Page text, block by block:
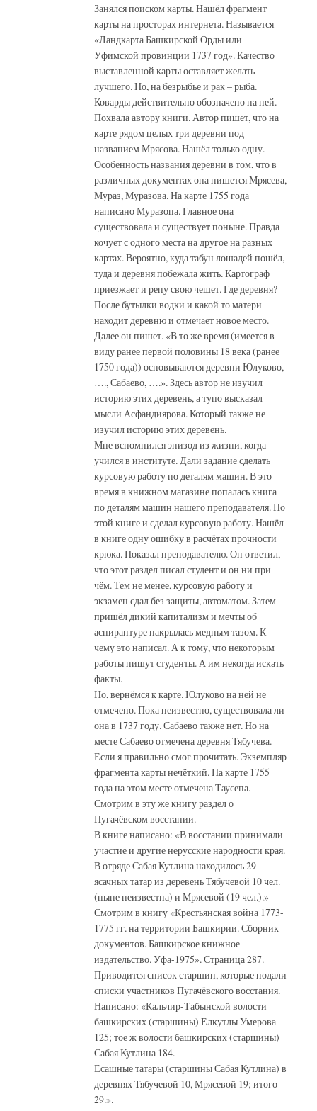
Занялся поиском карты. Нашёл фрагмент
карты на просторах интернета. Называется
«Ландкарта Башкирской Орды или
Уфимской провинции 1737 год». Качество
выставленной карты оставляет желать
лучшего. Но, на безрыбье и рак – рыба.
Коварды действительно обозначено на ней.
Похвала автору книги. Автор пишет, что на
карте рядом целых три деревни под
названием Мрясова. Нашёл только одну.
Особенность названия деревни в том, что в
различных документах она пишется Мрясева,
Мураз, Муразова. На карте 1755 года
написано Муразопа. Главное она
существовала и существует поныне. Правда
кочует с одного места на другое на разных
картах. Вероятно, куда табун лошадей пошёл,
туда и деревня побежала жить. Картограф
приезжает и репу свою чешет. Где деревня?
После бутылки водки и какой то матери
находит деревню и отмечает новое место.
Далее он пишет. «В то же время (имеется в
виду ранее первой половины 18 века (ранее
1750 года)) основываются деревни Юлуково,
…., Сабаево, ….». Здесь автор не изучил
историю этих деревень, а тупо высказал
мысли Асфандиярова. Который также не
изучил историю этих деревень.
Мне вспомнился эпизод из жизни, когда
учился в институте. Дали задание сделать
курсовую работу по деталям машин. В это
время в книжном магазине попалась книга
по деталям машин нашего преподавателя. По
этой книге и сделал курсовую работу. Нашёл
в книге одну ошибку в расчётах прочности
крюка. Показал преподавателю. Он ответил,
что этот раздел писал студент и он ни при
чём. Тем не менее, курсовую работу и
экзамен сдал без защиты, автоматом. Затем
пришёл дикий капитализм и мечты об
аспирантуре накрылась медным тазом. К
чему это написал. А к тому, что некоторым
работы пишут студенты. А им некогда искать
факты.
Но, вернёмся к карте. Юлуково на ней не
отмечено. Пока неизвестно, существовала ли
она в 1737 году. Сабаево также нет. Но на
месте Сабаево отмечена деревня Тябучева.
Если я правильно смог прочитать. Экземпляр
фрагмента карты нечёткий. На карте 1755
года на этом месте отмечена Таусепа.
Смотрим в эту же книгу раздел о
Пугачёвском восстании.
В книге написано: «В восстании принимали
участие и другие нерусские народности края.
В отряде Сабая Кутлина находилось 29
ясачных татар из деревень Тябучевой 10 чел.
(ныне неизвестна) и Мрясевой (19 чел.).»
Смотрим в книгу «Крестьянская война 1773-
1775 гг. на территории Башкирии. Сборник
документов. Башкирское книжное
издательство. Уфа-1975». Страница 287.
Приводится список старшин, которые подали
списки участников Пугачёвского восстания.
Написано: «Кальчир-Табынской волости
башкирских (старшины) Елкутлы Умерова
125; тое ж волости башкирских (старшины)
Сабая Кутлина 184.
Есашные татары (старшины Сабая Кутлина) в
деревнях Тябучевой 10, Мрясевой 19; итого
29.».